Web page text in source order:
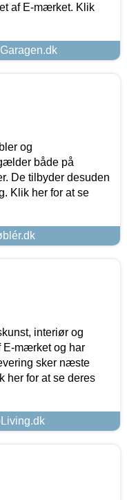
af E-mærket. Klik
og
både på
De tilbyder desuden
Klik her for at se
interiør og
E-mærket og har
sker næste
her for at se deres